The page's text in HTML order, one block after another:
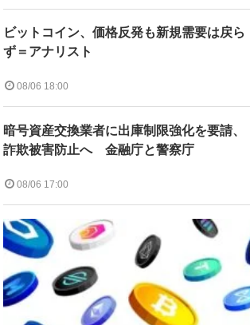
ビットコイン、価格反発も新規需要は戻ら
ず＝アナリスト
08/06 18:00
暗号資産交換業者に出庫制限強化を要請、
詐欺被害防止へ 金融庁と警察庁
08/06 17:00